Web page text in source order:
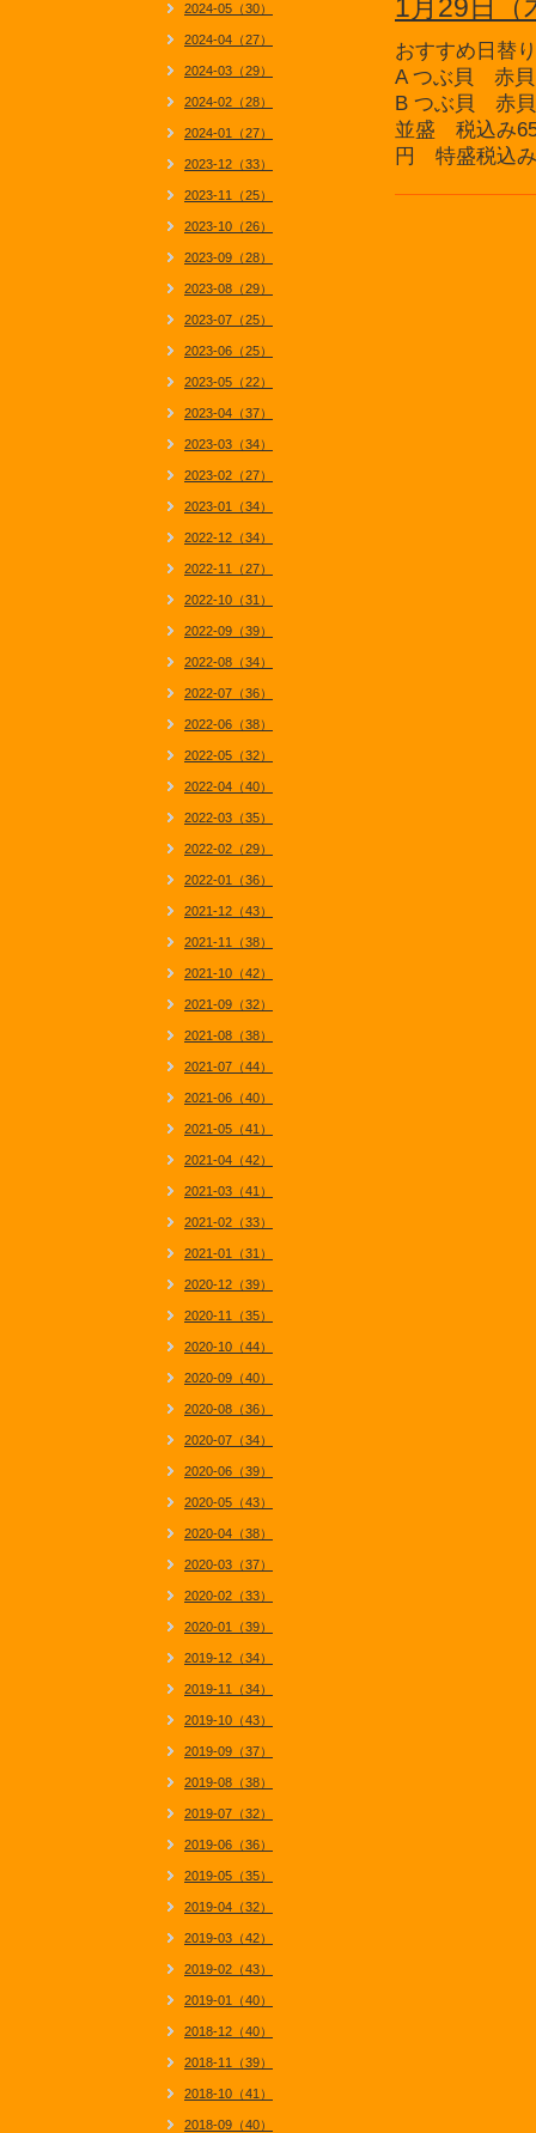
1月29日（
おすすめ日替
A つぶ貝 赤
B つぶ貝 赤
並盛 税込み
円 特盛税込
2024-05（30）
2024-04（27）
2024-03（29）
2024-02（28）
2024-01（27）
2023-12（33）
2023-11（25）
2023-10（26）
2023-09（28）
2023-08（29）
2023-07（25）
2023-06（25）
2023-05（22）
2023-04（37）
2023-03（34）
2023-02（27）
2023-01（34）
2022-12（34）
2022-11（27）
2022-10（31）
2022-09（39）
2022-08（34）
2022-07（36）
2022-06（38）
2022-05（32）
2022-04（40）
2022-03（35）
2022-02（29）
2022-01（36）
2021-12（43）
2021-11（38）
2021-10（42）
2021-09（32）
2021-08（38）
2021-07（44）
2021-06（40）
2021-05（41）
2021-04（42）
2021-03（41）
2021-02（33）
2021-01（31）
2020-12（39）
2020-11（35）
2020-10（44）
2020-09（40）
2020-08（36）
2020-07（34）
2020-06（39）
2020-05（43）
2020-04（38）
2020-03（37）
2020-02（33）
2020-01（39）
2019-12（34）
2019-11（34）
2019-10（43）
2019-09（37）
2019-08（38）
2019-07（32）
2019-06（36）
2019-05（35）
2019-04（32）
2019-03（42）
2019-02（43）
2019-01（40）
2018-12（40）
2018-11（39）
2018-10（41）
2018-09（40）